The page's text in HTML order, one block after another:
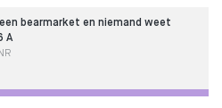
bearmarket en niemand weet
A